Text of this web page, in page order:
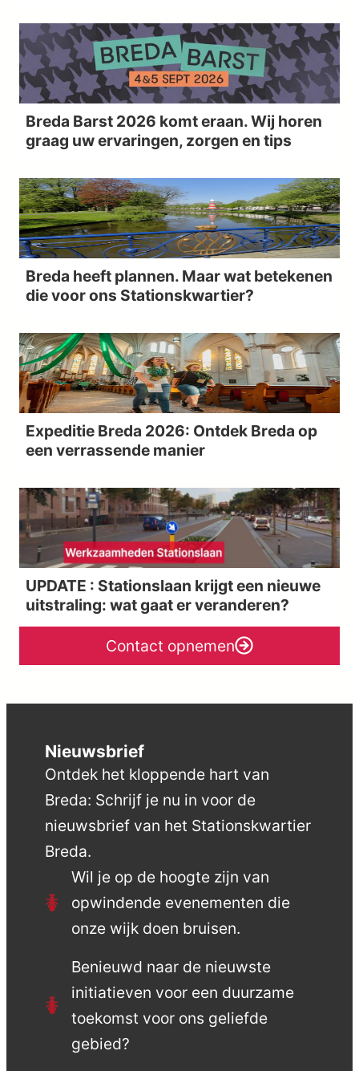
Breda Barst 2026 komt eraan. Wij horen
graag uw ervaringen, zorgen en tips
Breda heeft plannen. Maar wat betekenen
die voor ons Stationskwartier?
Expeditie Breda 2026: Ontdek Breda op
een verrassende manier
UPDATE : Stationslaan krijgt een nieuwe
uitstraling: wat gaat er veranderen?
Contact opnemen
Nieuwsbrief
Ontdek het kloppende hart van
Breda: Schrijf je nu in voor de
nieuwsbrief van het Stationskwartier
Breda.
Wil je op de hoogte zijn van
opwindende evenementen die
onze wijk doen bruisen.
Benieuwd naar de nieuwste
initiatieven voor een duurzame
toekomst voor ons geliefde
gebied?